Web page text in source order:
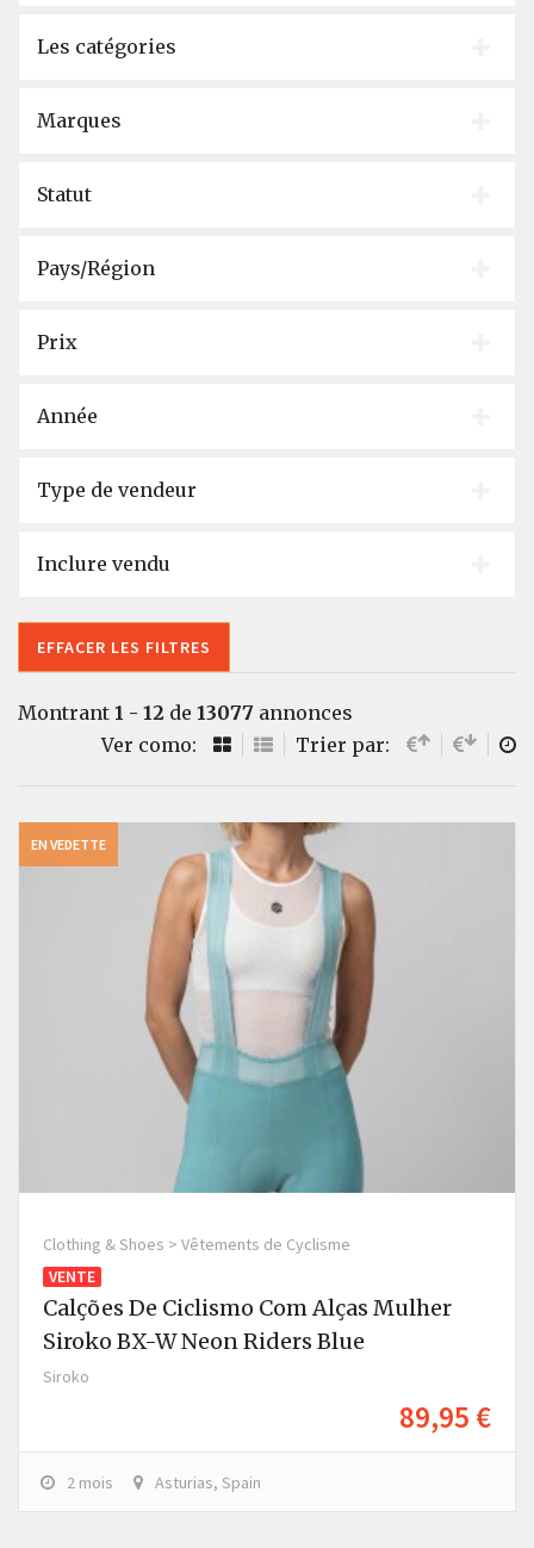
Les catégories
Marques
Statut
Pays/Région
Prix
Année
Type de vendeur
Inclure vendu
EFFACER LES FILTRES
Montrant 1 - 12 de 13077 annonces
Ver como:
Trier par:
EN VEDETTE
Clothing & Shoes > Vêtements de Cyclisme
VENTE
Calções De Ciclismo Com Alças Mulher
Siroko BX-W Neon Riders Blue
Siroko
89,95 €
2 mois Asturias, Spain